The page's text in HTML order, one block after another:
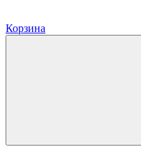
Корзина